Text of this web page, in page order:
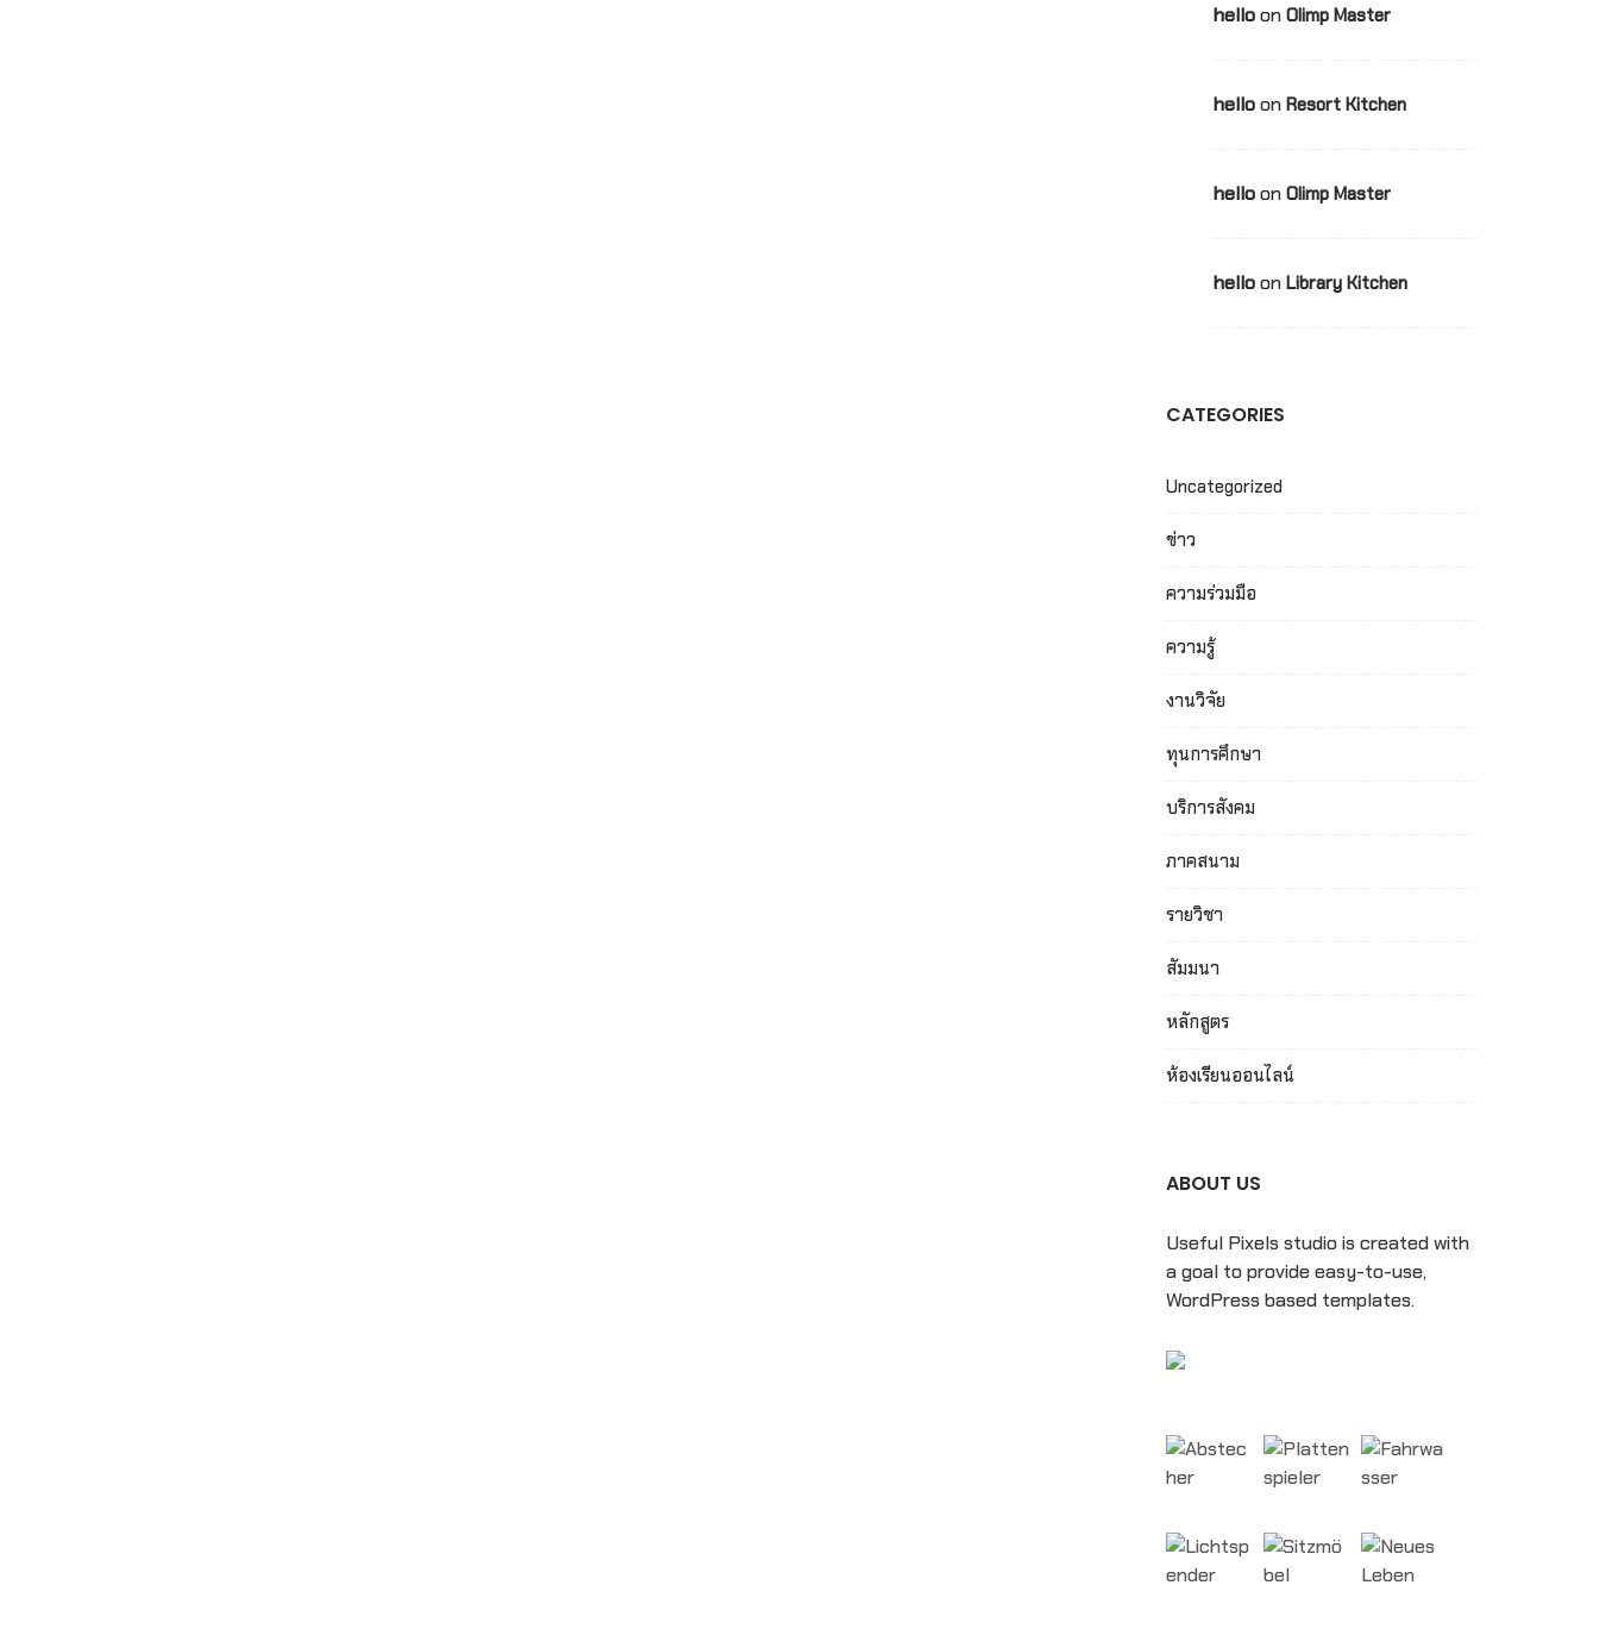
helloon Olimp Master
helloon Resort Kitchen
helloon Olimp Master
helloon Library Kitchen
CATEGORIES
Uncategorized
ข่าว
ความร่วมมือ
ความรู้
งานวิจัย
ทุนการศึกษา
บริการสังคม
ภาคสนาม
รายวิชา
สัมมนา
หลักสูตร
ห้องเรียนออนไลน์
ABOUT US
Useful Pixels studio is created with
a goal to provide easy-to-use,
WordPress based templates.